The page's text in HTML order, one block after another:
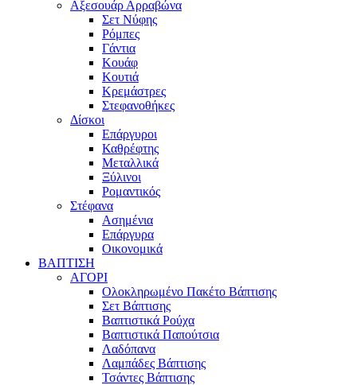
Αξεσουάρ Αρραβώνα
Σετ Νύφης
Ρόμπες
Γάντια
Κουάφ
Κουτιά
Κρεμάστρες
Στεφανοθήκες
Δίσκοι
Επάργυροι
Καθρέφτης
Μεταλλικά
Ξύλινοι
Ρομαντικός
Στέφανα
Ασημένια
Επάργυρα
Οικονομικά
ΒΑΠΤΙΣΗ
ΑΓΟΡΙ
Ολοκληρωμένο Πακέτο Βάπτισης
Σετ Βάπτισης
Βαπτιστικά Ρούχα
Βαπτιστικά Παπούτσια
Λαδόπανα
Λαμπάδες Βάπτισης
Τσάντες Βάπτισης